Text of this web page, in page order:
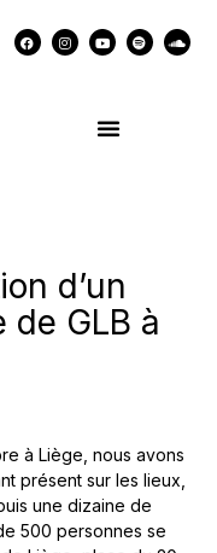
d’un
GLB à
à Liège, nous avons
présent sur les lieux,
une dizaine de
500 personnes se